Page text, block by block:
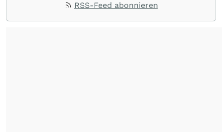
RSS-Feed abonnieren